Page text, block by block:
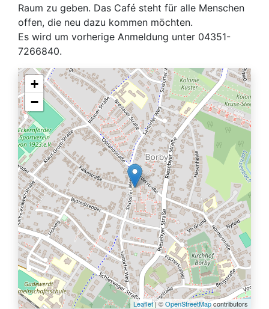
Raum zu geben. Das Café steht für alle Menschen
offen, die neu dazu kommen möchten.
Es wird um vorherige Anmeldung unter 04351-
7266840.
+
−
Leaflet| ©OpenStreetMapcontributors